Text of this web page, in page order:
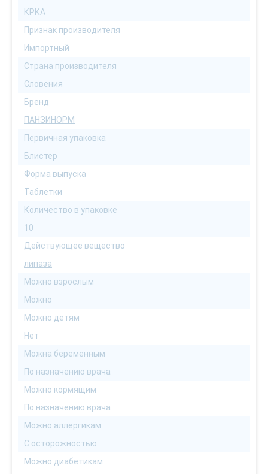
КРКА
Признак производителя
Импортный
Страна производителя
Словения
Бренд
ПАНЗИНОРМ
Первичная упаковка
Блистер
Форма выпуска
Таблетки
Количество в упаковке
10
Действующее вещество
липаза
Можно взрослым
Можно
Можно детям
Нет
Можна беременным
По назначению врача
Можно кормящим
По назначению врача
Можно аллергикам
С осторожностью
Можно диабетикам